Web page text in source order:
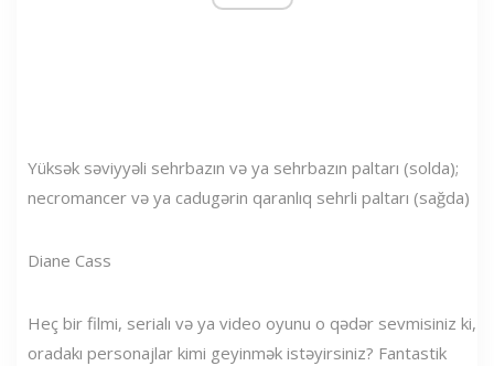
Yüksək səviyyəli sehrbazın və ya sehrbazın paltarı (solda);
necromancer və ya cadugərin qaranlıq sehrli paltarı (sağda)
Diane Cass
Heç bir filmi, serialı və ya video oyunu o qədər sevmisiniz ki,
oradakı personajlar kimi geyinmək istəyirsiniz? Fantastik